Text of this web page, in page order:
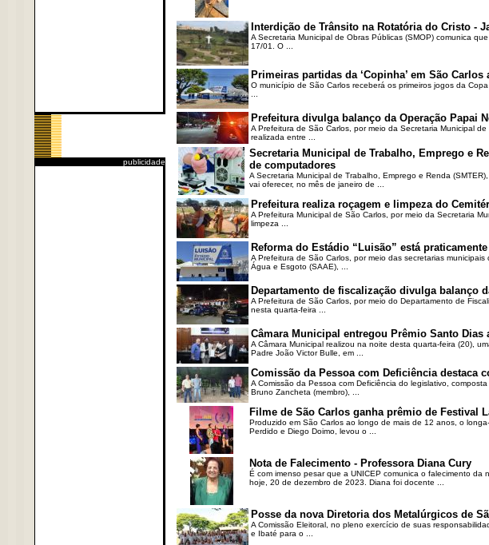
publicidade
Interdição de Trânsito na Rotatória do Cristo -
A Secretaria Municipal de Obras Públicas (SMOP) comunica
17/01. O ...
Primeiras partidas da ‘Copinha’ em São
O município de São Carlos receberá os primeiros jogos da
Prefeitura divulga balanço da Operação Papai
A Prefeitura de São Carlos, por meio da Secretaria Municipal
realizada entre ...
Secretaria Municipal de Trabalho, Emprego e
de computadores
A Secretaria Municipal de Trabalho, Emprego e Renda
vai oferecer, no mês de janeiro de ...
Prefeitura realiza roçagem e limpeza do
A Prefeitura Municipal de São Carlos, por meio da Secretaria
limpeza ...
Reforma do Estádio “Luisão” está
A Prefeitura de São Carlos, por meio das secretarias
Água e Esgoto (SAAE), ...
Departamento de fiscalização divulga balanço
A Prefeitura de São Carlos, por meio do Departamento de
nesta quarta-feira ...
Câmara Municipal entregou Prêmio Santo Dias
A Câmara Municipal realizou na noite desta quarta-feira (20),
Padre João Victor Bulle, em ...
Comissão da Pessoa com Deficiência destaca
A Comissão da Pessoa com Deficiência do legislativo,
Bruno Zancheta (membro), ...
Filme de São Carlos ganha prêmio de Festival
Produzido em São Carlos ao longo de mais de 12 anos, o
Perdido e Diego Doimo, levou o ...
Nota de Falecimento - Professora Diana Cury
É com imenso pesar que a UNICEP comunica o falecimento
hoje, 20 de dezembro de 2023. Diana foi docente ...
Posse da nova Diretoria dos Metalúrgicos de
A Comissão Eleitoral, no pleno exercício de suas
e Ibaté para o ...